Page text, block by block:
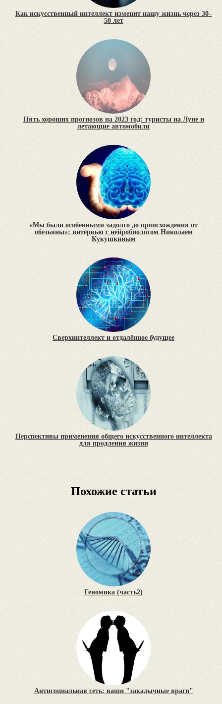
Как искусственный интеллект изменит нашу жизнь через 30–
50 лет
Пять хороших прогнозов на 2023 год: туристы на Луне и
летающие автомобили
«Мы были особенными задолго до происхождения от
обезьяны»: интервью с нейробиологом Николаем
Кукушкиным
Сверхинтеллект и отдалённое будущее
Перспективы применения общего искусственного интеллекта
для продления жизни
Похожие статьи
Геномика (часть2)
Антисоциальная сеть: ваши "закадычные враги"